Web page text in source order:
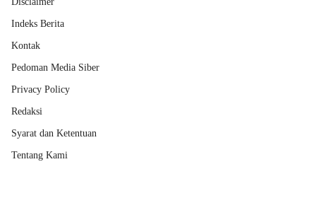
Indeks Berita
Kontak
Pedoman Media Siber
Privacy Policy
Redaksi
Syarat dan Ketentuan
Tentang Kami